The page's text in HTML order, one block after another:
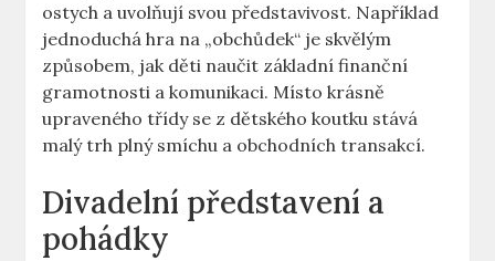
ostych a uvolňují svou představivost. Například
jednoduchá hra na „obchůdek“ je skvělým
způsobem, jak děti naučit základní finanční
gramotnosti a komunikaci. Místo krásně
upraveného třídy se z dětského koutku stává
malý trh plný smíchu a obchodních transakcí.
Divadelní představení a
pohádky